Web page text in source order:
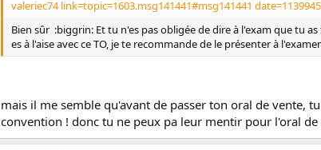
valeriec74 link=topic=1603.msg141441#msg141441
Bien sûr :biggrin: Et tu n'es pas obligée de dire à l'exam que tu
es à l'aise avec ce TO, je te recommande de le présenter à
mais il me semble qu'avant de passer ton oral de vente,
convention ! donc tu ne peux pa leur mentir pour l'oral de